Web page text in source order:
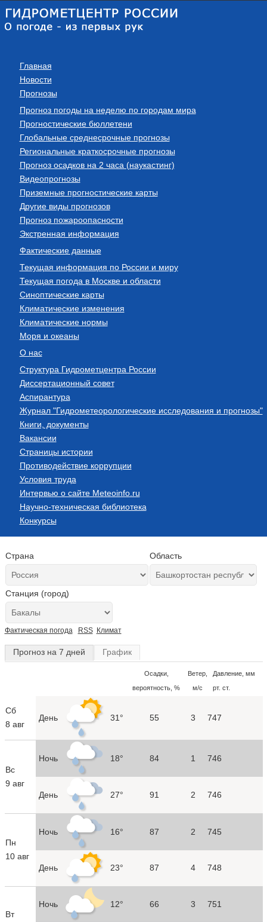
Главная
Новости
Прогнозы
Прогноз погоды на неделю по городам мира
Прогностические бюллетени
Глобальные среднесрочные прогнозы
Региональные краткосрочные прогнозы
Прогноз осадков на 2 часа (наукастинг)
Видеопрогнозы
Приземные прогностические карты
Другие виды прогнозов
Прогноз пожароопасности
Экстренная информация
Фактические данные
Текущая информация по России и миру
Текущая погода в Москве и области
Синоптические карты
Климатические изменения
Климатические нормы
Моря и океаны
О нас
Структура Гидрометцентра России
Диссертационный совет
Аспирантура
Журнал "Гидрометеорологические исследования и прогнозы"
Книги, документы
Вакансии
Страницы истории
Противодействие коррупции
Условия труда
Интервью о сайте Meteoinfo.ru
Научно-техническая библиотека
Конкурсы
Страна Область
Станция (город)
Фактическая погода RSS Климат
Прогноз на 7 дней График
Осадки,
вероятность, %
Ветер,
м/с
Давление, мм
рт. ст.
Сб
8 авг
День 31° 55 3 747
Вс
9 авг
Ночь 18° 84 1 746
День 27° 91 2 746
Пн
10 авг
Ночь 16° 87 2 745
День 23° 87 4 748
Вт
Ночь 12° 66 3 751